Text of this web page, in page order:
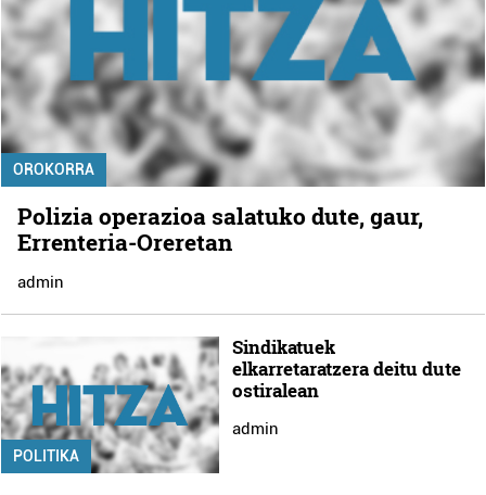
OROKORRA
Polizia operazioa salatuko dute, gaur,
Errenteria-Oreretan
admin
POLITIKA
Sindikatuek
elkarretaratzera deitu dute
ostiralean
admin